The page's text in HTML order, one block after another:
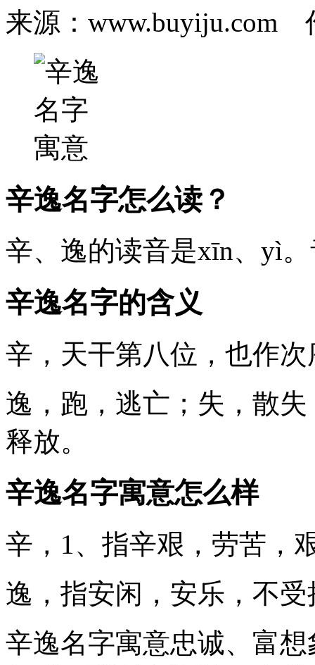
来源：www.buyiju.com
辛逸名字怎么读？
辛、 逸的读音是xīn、yì
辛逸名字的含义
辛 ，天干第八位，也作
逸 ，跑，逃亡；失，散
释放。
辛逸名字寓意怎么样
辛 ，1、指辛艰，劳苦，
逸 ，指安闲，安乐，不
辛逸名字寓意忠诚、富